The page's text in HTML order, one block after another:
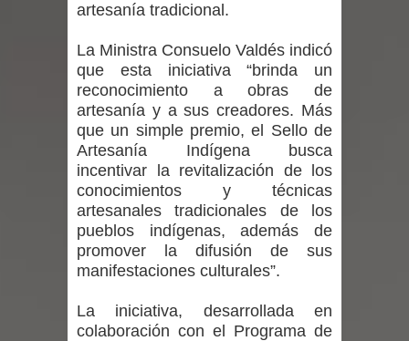
ministra de Salud por dejar fuera a
Linares: “No dará la cara”
Seremi de Desarrollo Social y Familia
mantiene despliegue para apoyar a
niños y adolescentes durante la
emergencia.
Del anime al K-pop: especialistas U.
de Chile analizan el creciente interés
por las culturas japonesa y coreana
artesanía tradicional.
La Ministra Consuelo Valdés indicó
que esta iniciativa “brinda un
reconocimiento a obras de
artesanía y a sus creadores. Más
que un simple premio, el Sello de
Artesanía Indígena busca
incentivar la revitalización de los
conocimientos y técnicas
artesanales tradicionales de los
pueblos indígenas, además de
promover la difusión de sus
manifestaciones culturales”.
La iniciativa, desarrollada en
colaboración con el Programa de